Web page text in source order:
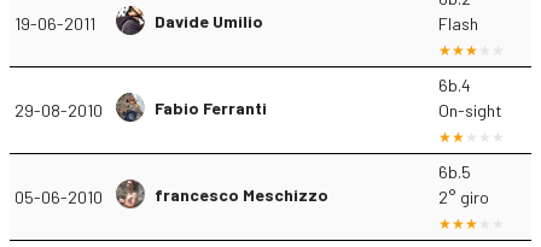
19-06-2011 Davide Umilio
Flash
29-08-2010 Fabio Ferranti
6b.4
On-sight
05-06-2010 francesco Meschizzo
6b.5
2° giro